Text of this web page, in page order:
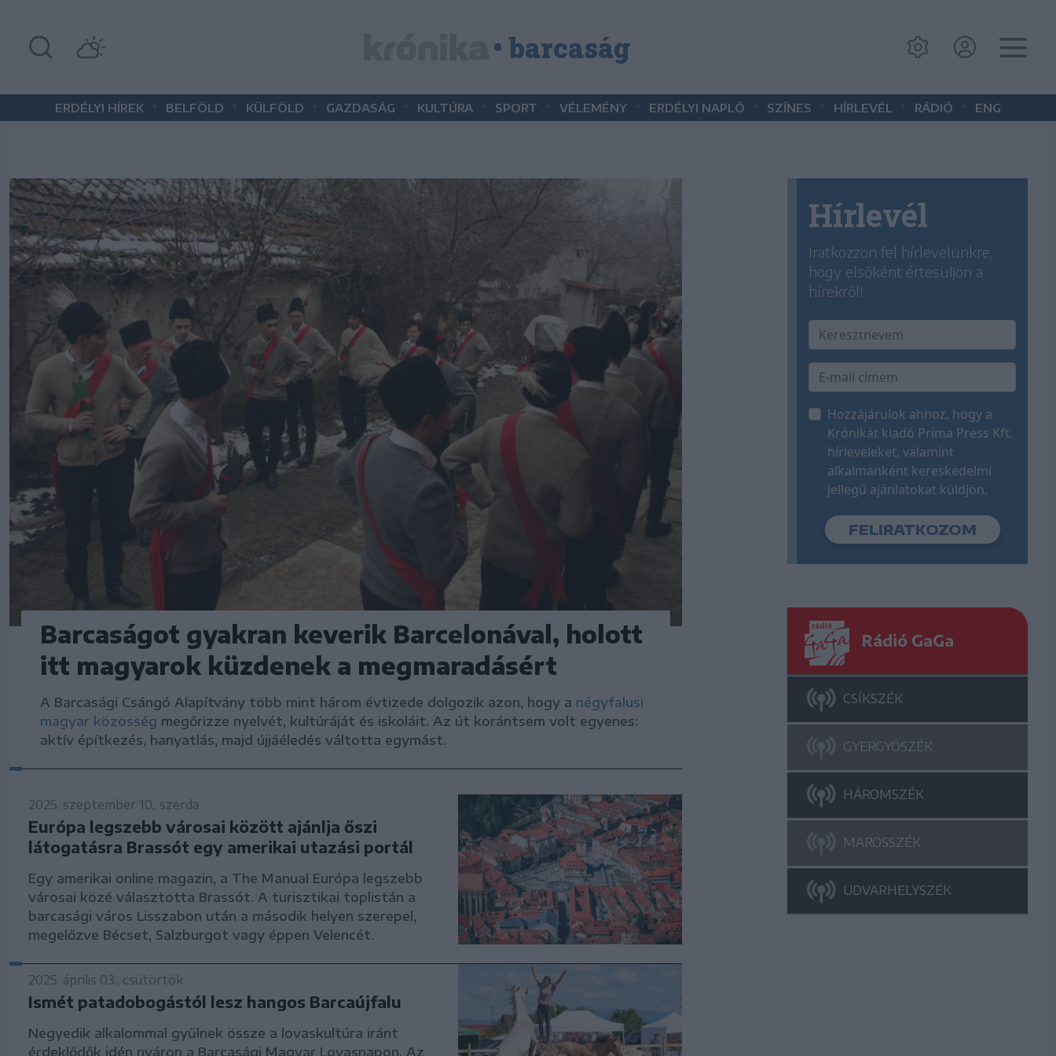
• barcaság
ERDÉLYI HÍREK BELFÖLD KÜLFÖLD GAZDASÁG KULTÚRA SPORT VÉLEMÉNY ERDÉLYI NAPLÓ SZÍNES HÍRLEVÉL RÁDIÓ ENG
Barcaságot gyakran keverik Barcelonával, holott
itt magyarok küzdenek a megmaradásért
A Barcasági Csángó Alapítvány több mint három évtizede dolgozik azon, hogy a négyfalusi
magyar közösség megőrizze nyelvét, kultúráját és iskoláit. Az út korántsem volt egyenes:
aktív építkezés, hanyatlás, majd újjáéledés váltotta egymást.
2025. szeptember 10., szerda
Európa legszebb városai között ajánlja őszi
látogatásra Brassót egy amerikai utazási portál
Egy amerikai online magazin, a The Manual Európa legszebb
városai közé választotta Brassót. A turisztikai toplistán a
barcasági város Lisszabon után a második helyen szerepel,
megelőzve Bécset, Salzburgot vagy éppen Velencét.
2025. április 03., csütörtök
Ismét patadobogástól lesz hangos Barcaújfalu
Negyedik alkalommal gyűlnek össze a lovaskultúra iránt
érdeklődők idén nyáron a Barcasági Magyar Lovasnapon. Az
Hírlevél
Iratkozzon fel hírlevelünkre,
hogy elsőként értesüljön a
hírekről!
Hozzájárulok ahhoz, hogy a
Krónikát kiadó Príma Press Kft.
hírleveleket, valamint
alkalmanként kereskedelmi
jellegű ajánlatokat küldjön.
Rádió GaGa
CSÍKSZÉK
GYERGYÓSZÉK
HÁROMSZÉK
MAROSSZÉK
UDVARHELYSZÉK